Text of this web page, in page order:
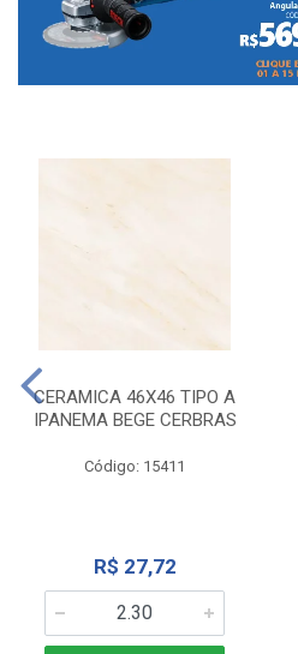
CERAMICA 46X46 TIPO A
IPANEMA BEGE CERBRAS
Código: 15411
R$ 27,72